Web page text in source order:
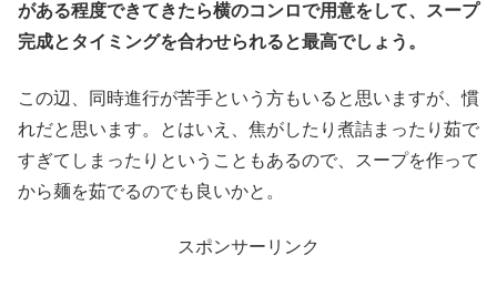
がある程度できてきたら横のコンロで用意をして、スープ
完成とタイミングを合わせられると最高でしょう。
この辺、同時進行が苦手という方もいると思いますが、慣
れだと思います。とはいえ、焦がしたり煮詰まったり茹で
すぎてしまったりということもあるので、スープを作って
から麺を茹でるのでも良いかと。
スポンサーリンク